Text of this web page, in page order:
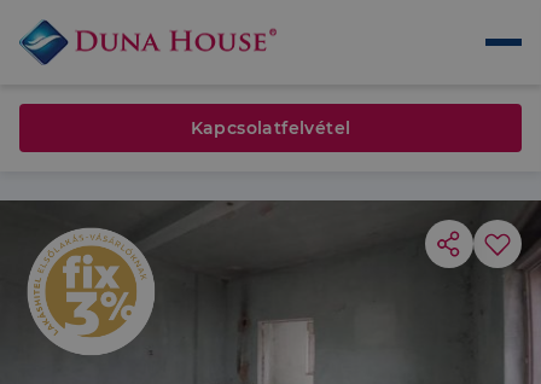
Kapcsolatfelvétel